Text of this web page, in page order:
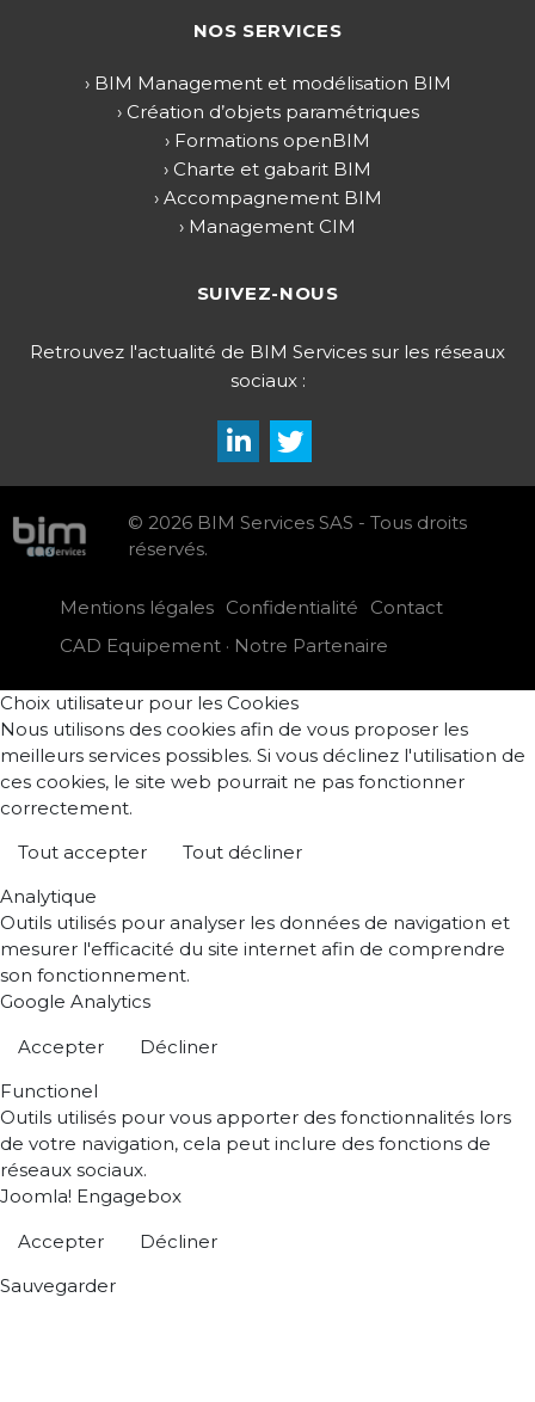
NOS SERVICES
› BIM Management et modélisation BIM
› Création d’objets paramétriques
› Formations openBIM
› Charte et gabarit BIM
› Accompagnement BIM
› Management CIM
SUIVEZ-NOUS
Retrouvez l'actualité de BIM Services sur les réseaux
sociaux :
© 2026 BIM Services SAS - Tous droits
réservés.
Mentions légales Confidentialité
Contact
CAD Equipement · Notre Partenaire
Choix utilisateur pour les Cookies
Nous utilisons des cookies afin de vous proposer les
meilleurs services possibles. Si vous déclinez l'utilisation de
ces cookies, le site web pourrait ne pas fonctionner
correctement.
Tout accepter
Tout décliner
Analytique
Outils utilisés pour analyser les données de navigation et
mesurer l'efficacité du site internet afin de comprendre
son fonctionnement.
Google Analytics
Accepter
Décliner
Functionel
Outils utilisés pour vous apporter des fonctionnalités lors
de votre navigation, cela peut inclure des fonctions de
réseaux sociaux.
Joomla! Engagebox
Accepter
Décliner
Sauvegarder